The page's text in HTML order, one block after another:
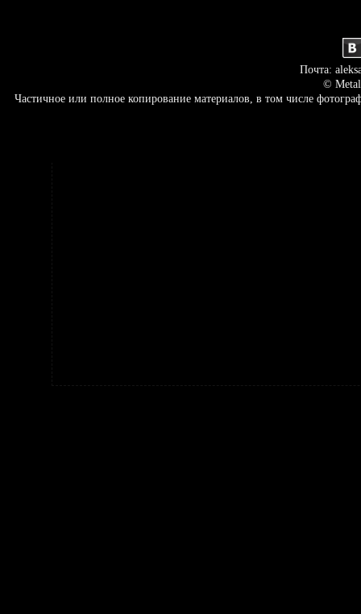
Почта:
©
Частичное или полное копирование материалов, в том числе